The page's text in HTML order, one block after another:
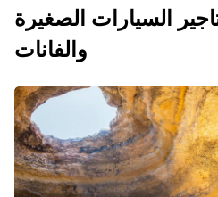
السيارات الصغيرة
والفانات